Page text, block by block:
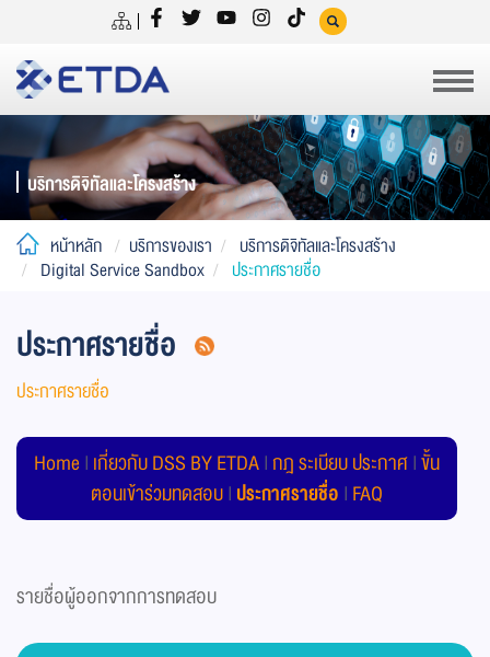
บริการดิจิทัลและโครงสร้าง
หน้าหลัก บริการของเรา
บริการดิจิทัลและโครงสร้าง
Digital Service Sandbox
ประกาศรายชื่อ
ประกาศรายชื่อ
ประกาศรายชื่อ
Home | เกี่ยวกับ DSS BY ETDA|กฎ ระเบียบ ประกาศ|ขั้น
ตอนเข้าร่วมทดสอบ| ประกาศรายชื่อ | FAQ
รายชื่อผู้ออกจากการทดสอบ